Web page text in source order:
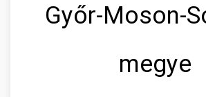
Győr-Moson-
megye